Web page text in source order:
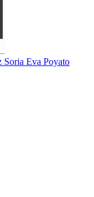
Soria Eva Poyato